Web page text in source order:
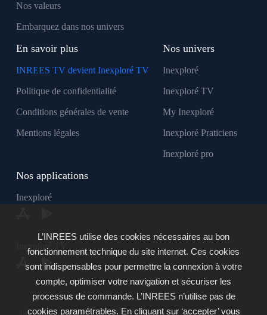
Nos valeurs
Embarquez dans nos univers
En savoir plus
INREES TV devient Inexploré TV
Politique de confidentialité
Conditions générales de vente
Mentions légales
Nos univers
Inexploré
Inexploré TV
My Inexploré
Inexploré Praticiens
Inexploré pro
Nos applications
Inexploré
Inexploré TV
L’INREES utilise des cookies nécessaires au bon
fonctionnement technique du site internet. Ces cookies
sont indispensables pour permettre la connexion à votre
compte, optimiser votre navigation et sécuriser les
processus de commande. L’INREES n’utilise pas de
cookies paramétrables. En cliquant sur ‘accepter’ vous